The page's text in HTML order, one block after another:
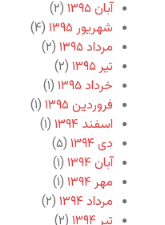
آبان ۱۳۹۵
(۲)
شهریور ۱۳۹۵
(۴)
مرداد ۱۳۹۵
(۲)
تیر ۱۳۹۵
(۲)
خرداد ۱۳۹۵
(۱)
فروردین ۱۳۹۵
(۱)
اسفند ۱۳۹۴
(۱)
دی ۱۳۹۴
(۵)
آبان ۱۳۹۴
(۱)
مهر ۱۳۹۴
(۱)
مرداد ۱۳۹۴
(۲)